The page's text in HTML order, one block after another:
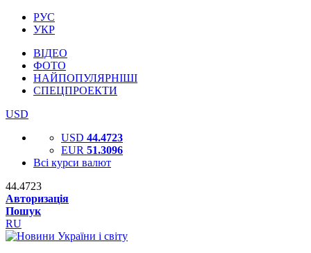
РУС
УКР
ВІДЕО
ФОТО
НАЙПОПУЛЯРНІШІ
СПЕЦПРОЕКТИ
USD
USD 44.4723
EUR 51.3096
Всі курси валют
44.4723
Авторизація
Пошук
RU